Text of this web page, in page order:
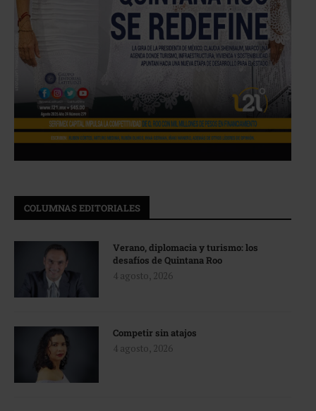
COLUMNAS EDITORIALES
Verano, diplomacia y turismo: los
desafíos de Quintana Roo
4 agosto, 2026
Competir sin atajos
4 agosto, 2026